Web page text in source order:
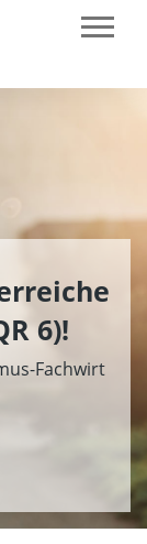
6)!
Fachwirt